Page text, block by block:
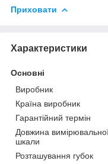
Приховати
Характеристики
Основні
Виробник
Країна виробник
Гарантійний термін
Довжина
шкали
Розташування губок